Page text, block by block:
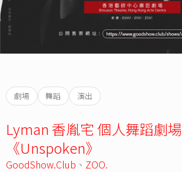
劇場 舞蹈 演出
Lyman 香胤宅 個人舞蹈劇場
《Unspoken》
GoodShow.Club 、 ZOO.